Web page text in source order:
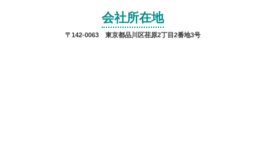
会社所在地
〒142-0063 東京都品川区荏原2丁目2番地3号